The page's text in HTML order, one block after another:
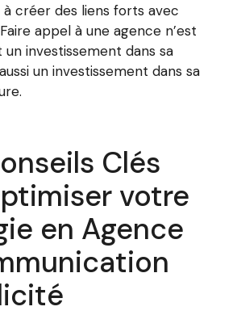
créer des liens forts avec
appel à une agence n’est
un investissement dans sa
un investissement dans sa
Clés
votre
en Agence